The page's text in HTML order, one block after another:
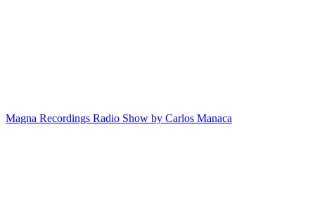
Magna Recordings Radio Show by Carlos Manaca